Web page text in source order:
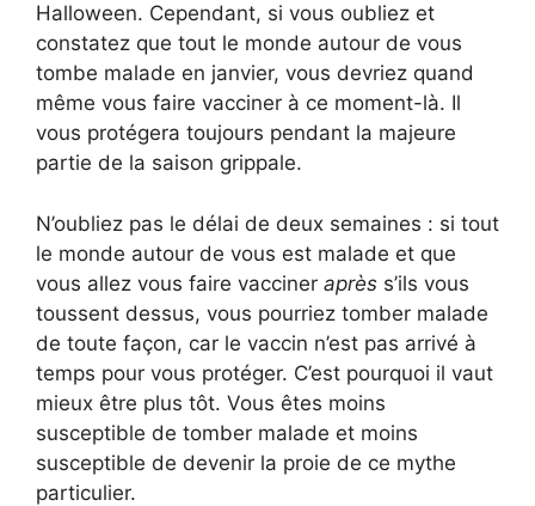
Halloween. Cependant, si vous oubliez et
constatez que tout le monde autour de vous
tombe malade en janvier, vous devriez quand
même vous faire vacciner à ce moment-là. Il
vous protégera toujours pendant la majeure
partie de la saison grippale.
N’oubliez pas le délai de deux semaines : si tout
le monde autour de vous est malade et que
vous allez vous faire vacciner après s’ils vous
toussent dessus, vous pourriez tomber malade
de toute façon, car le vaccin n’est pas arrivé à
temps pour vous protéger. C’est pourquoi il vaut
mieux être plus tôt. Vous êtes moins
susceptible de tomber malade et moins
susceptible de devenir la proie de ce mythe
particulier.